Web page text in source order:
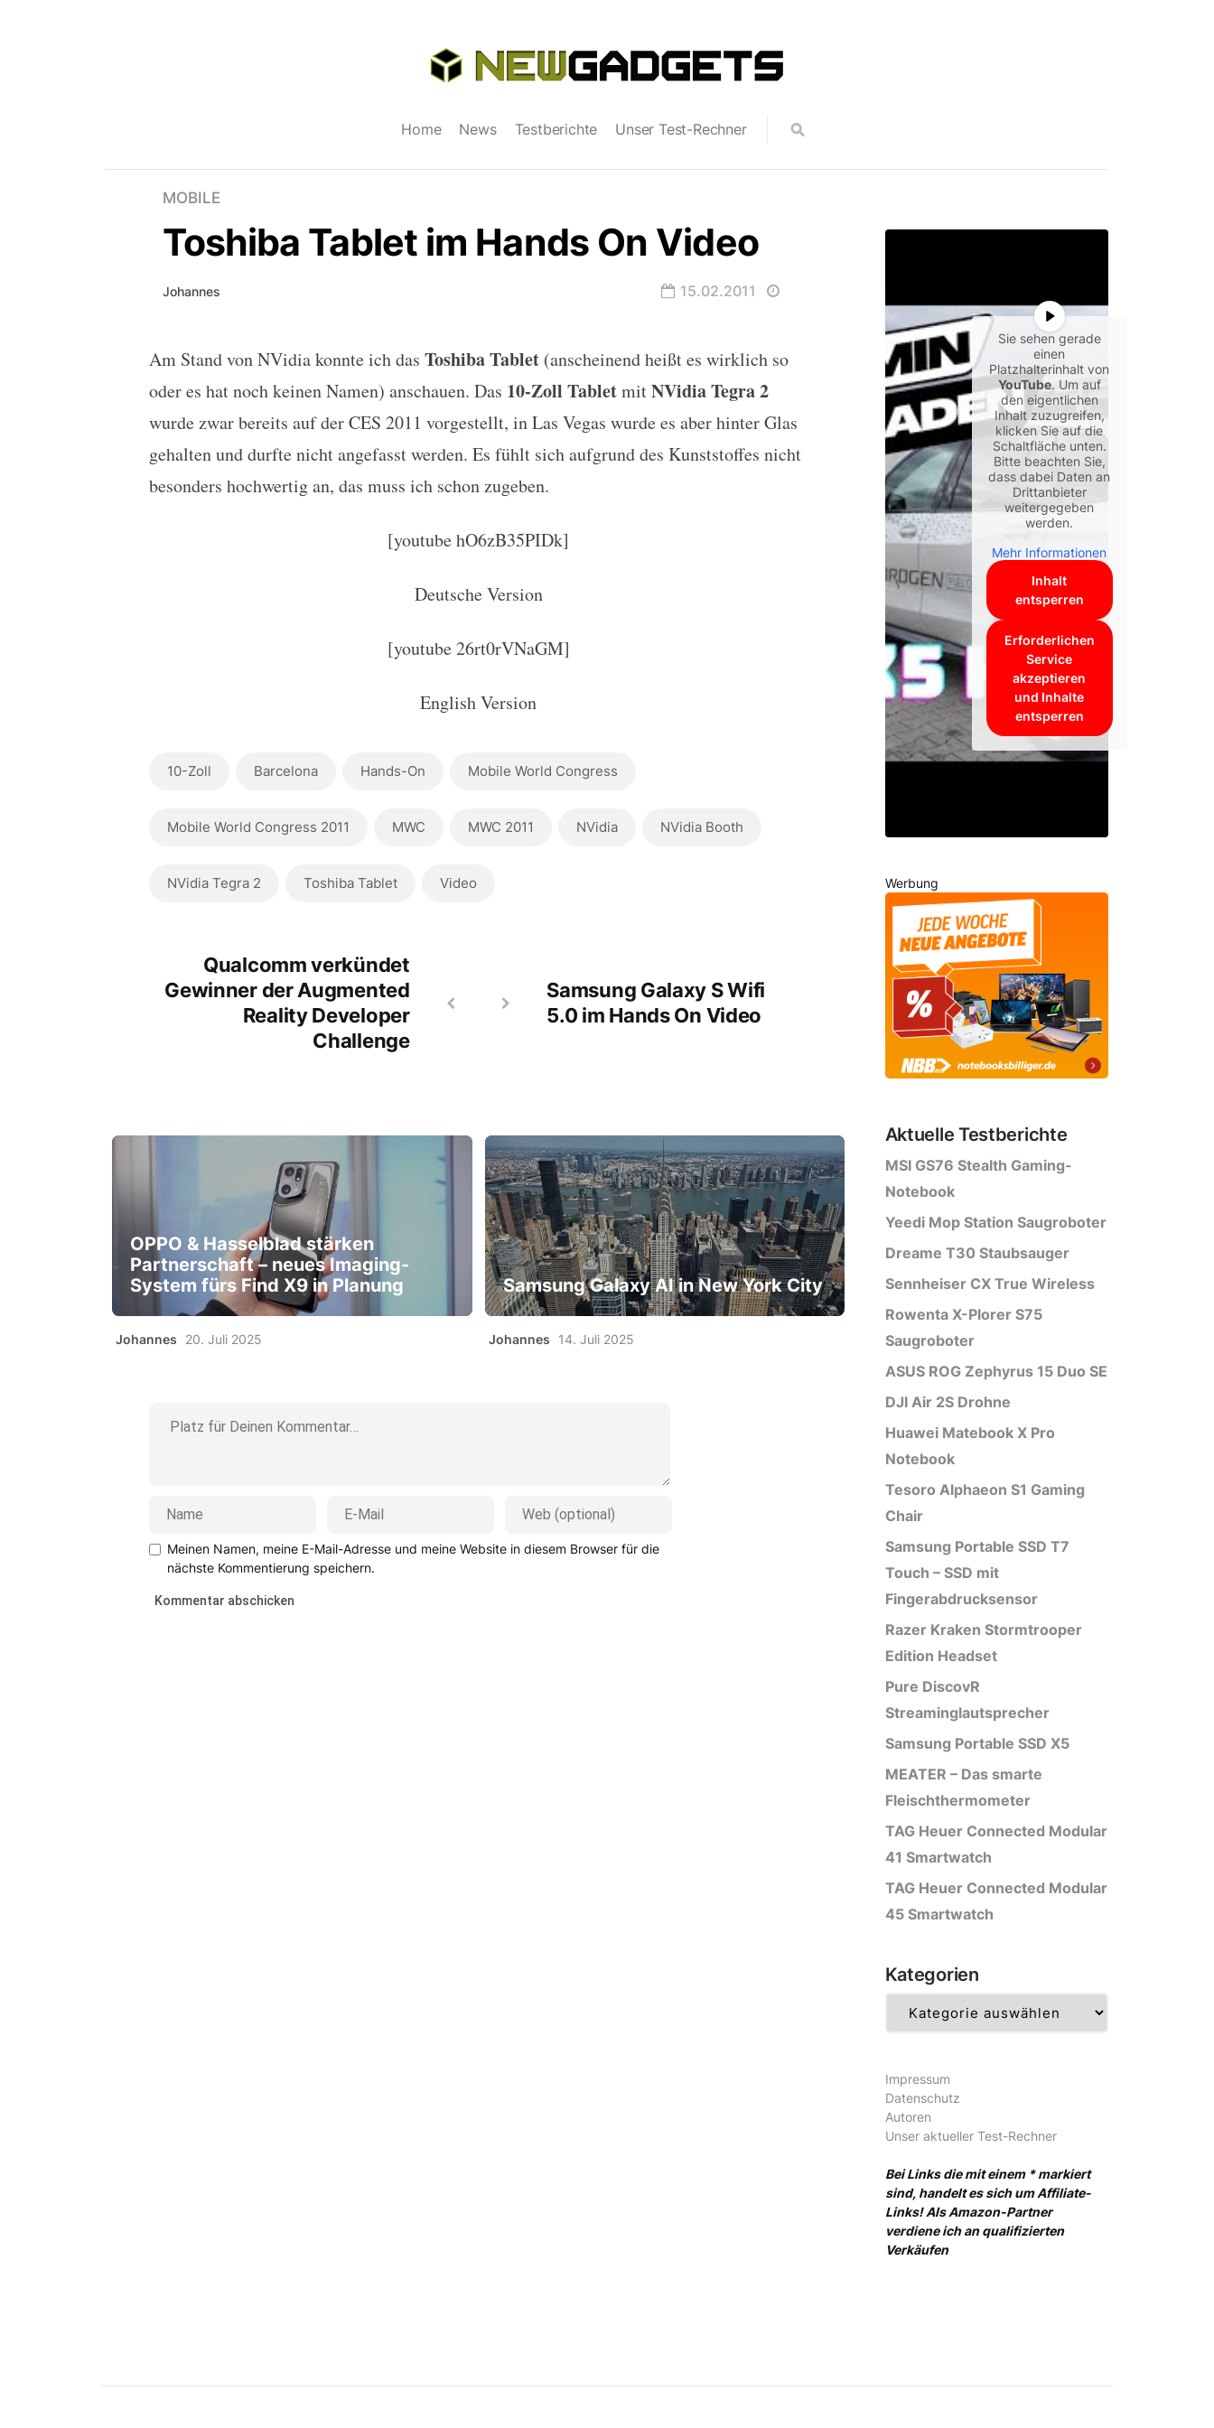
Home News Testberichte Unser Test-Rechner
MOBILE
Toshiba Tablet im Hands On Video
Johannes 15.02.2011
Toshiba Tablet im Hands On Video
Am Stand von NVidia konnte ich das Toshiba Tablet(anscheinend heißt es wirklich so
oder es hat noch keinen Namen) anschauen. Das 10-Zoll TabletmitNVidia Tegra 2
wurde zwar bereits auf der CES 2011 vorgestellt, in Las Vegas wurde es aber hinter Glas
gehalten und durfte nicht angefasst werden. Es fühlt sich aufgrund des Kunststoffes nicht
besonders hochwertig an, das muss ich schon zugeben.
[youtube hO6zB35PIDk]
Deutsche Version
[youtube 26rt0rVNaGM]
English Version
10-Zoll Barcelona Hands-On Mobile World Congress
Mobile World Congress 2011 MWC MWC 2011 NVidia NVidia Booth
NVidia Tegra 2 Toshiba Tablet Video
Qualcomm verkündet
Gewinner der Augmented
Reality Developer
Challenge
Samsung Galaxy S Wifi
5.0 im Hands On Video
OPPO & Hasselblad stärken
Partnerschaft – neues Imaging-
System fürs Find X9 in Planung
Johannes 20. Juli 2025
Samsung Galaxy AI in New York City
Johannes 14. Juli 2025
Meinen Namen, meine E-Mail-Adresse und meine Website in diesem Browser für die
nächste Kommentierung speichern.
Sie sehen gerade
einen
Platzhalterinhalt von
YouTube. Um auf
den eigentlichen
Inhalt zuzugreifen,
klicken Sie auf die
Schaltfläche unten.
Bitte beachten Sie,
dass dabei Daten an
Drittanbieter
weitergegeben
werden.
Mehr Informationen
Inhalt
entsperren
Erforderlichen
Service
akzeptieren
und Inhalte
entsperren
Werbung
Aktuelle Testberichte
MSI GS76 Stealth Gaming-
Notebook
Yeedi Mop Station Saugroboter
Dreame T30 Staubsauger
Sennheiser CX True Wireless
Rowenta X-Plorer S75
Saugroboter
ASUS ROG Zephyrus 15 Duo SE
DJI Air 2S Drohne
Huawei Matebook X Pro
Notebook
Tesoro Alphaeon S1 Gaming
Chair
Samsung Portable SSD T7
Touch – SSD mit
Fingerabdrucksensor
Razer Kraken Stormtrooper
Edition Headset
Pure DiscovR
Streaminglautsprecher
Samsung Portable SSD X5
MEATER – Das smarte
Fleischthermometer
TAG Heuer Connected Modular
41 Smartwatch
TAG Heuer Connected Modular
45 Smartwatch
Kategorien
Impressum
Datenschutz
Autoren
Unser aktueller Test-Rechner
Bei Links die mit einem * markiert
sind, handelt es sich um Affiliate-
Links! Als Amazon-Partner
verdiene ich an qualifizierten
Verkäufen